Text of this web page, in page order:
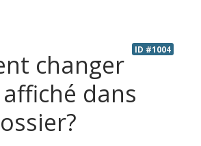
ID #1004
changer
dans